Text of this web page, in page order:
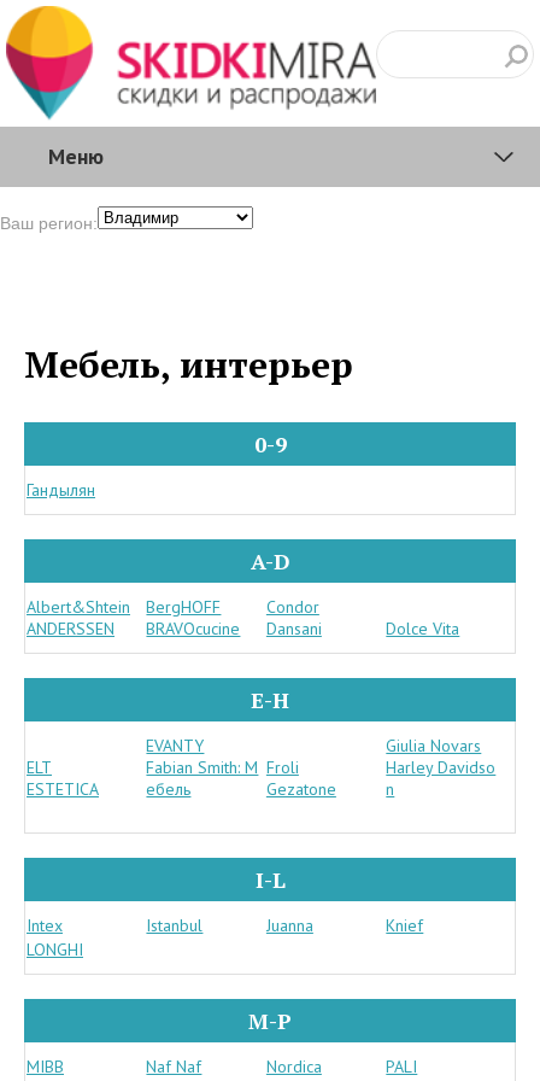
Меню
Ваш регион:
Мебель, интерьер
0-9
Гандылян
A-D
Albert&Shtein
ANDERSSEN
BergHOFF
BRAVOcucine
Condor
Dansani
Dolce Vita
E-H
ELT
ESTETICA
EVANTY
Fabian Smith: М
ебель
Froli
Gezatone
Giulia Novars
Harley Davidso
n
I-L
Intex Istanbul Juanna
Knief
LONGHI
M-P
MIBB Naf Naf Nordica
PALI